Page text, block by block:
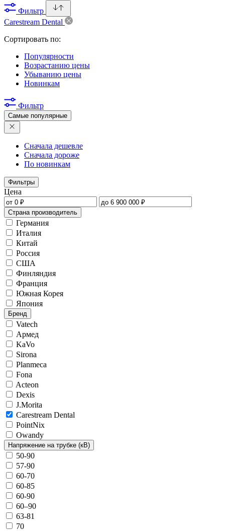
Фильтр
Carestream Dental
Сортировать по:
Популярности
Возрастанию цены
Убыванию цены
Новинкам
Фильтр
Самые популярные
Сначала дешевле
Сначала дороже
По новинкам
Фильтры
Цена
Страна производитель
Германия
Италия
Китай
Россия
США
Финляндия
Франция
Южная Корея
Япония
Бренд
Vatech
Армед
KaVo
Sirona
Planmeca
Fona
Acteon
Dexis
J.Morita
Carestream Dental
PointNix
Owandy
Напряжение на трубке (кВ)
50-90
57-90
60-70
60-85
60-90
60–90
63-81
70